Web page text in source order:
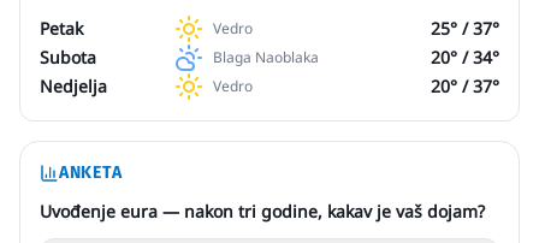
Petak Vedro 25° /37°
Subota
Blaga Naoblaka 20° /34°
Nedjelja
Vedro 20° /37°
ANKETA
Uvođenje eura — nakon tri godine, kakav je vaš dojam?